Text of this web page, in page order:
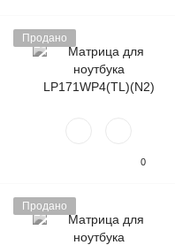
Продано
0
Продано